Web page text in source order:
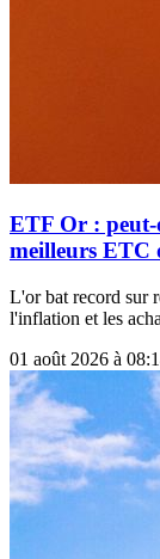
ETF Or : peut-
meilleurs ETC
L'or bat record sur
l'inflation et les
01 août 2026 à